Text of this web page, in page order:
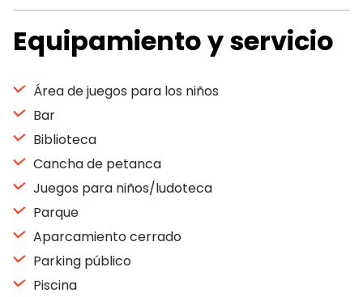
Equipamiento y servicio
Área de juegos para los niños
Bar
Biblioteca
Cancha de petanca
Juegos para niños/ludoteca
Parque
Aparcamiento cerrado
Parking público
Piscina